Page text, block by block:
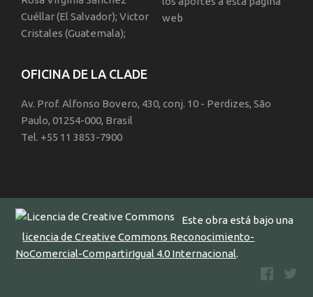
Cuéllar (El Salvador); Victor
Cristales (Guatemala);
web
OFICINA DE LA CLADE
Av. Prof. Alfonso Bovero, 430, conj. 10 - Perdizes, São
Paulo, 01254-000, Brasil
Tel. +55 11 3853-7900
Este obra está bajo una
licencia de Creative Commons Reconocimiento-
NoComercial-CompartirIgual 4.0 Internacional.